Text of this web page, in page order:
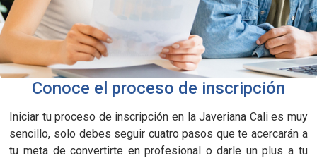
Conoce el proceso de inscripción
Iniciar tu proceso de inscripción en la Javeriana Cali es muy
sencillo, solo debes seguir cuatro pasos que te acercarán a
tu meta de convertirte en profesional o darle un plus a tu